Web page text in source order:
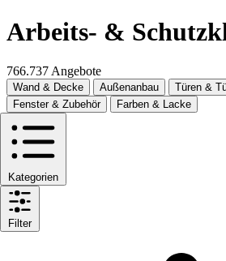
Arbeits- &
766.737 Angebote
Wand & Decke Außenanbau
Türen &
Fenster & Zubehör
Farben & Lacke
Kategorien
Filter